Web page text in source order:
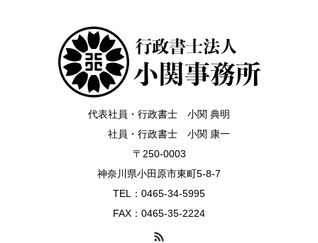
代表社員・行政書士 小関 典明
社員・行政書士 小関 康一
〒250-0003
神奈川県小田原市東町5-8-7
TEL：0465-34-5995
FAX：0465-35-2224